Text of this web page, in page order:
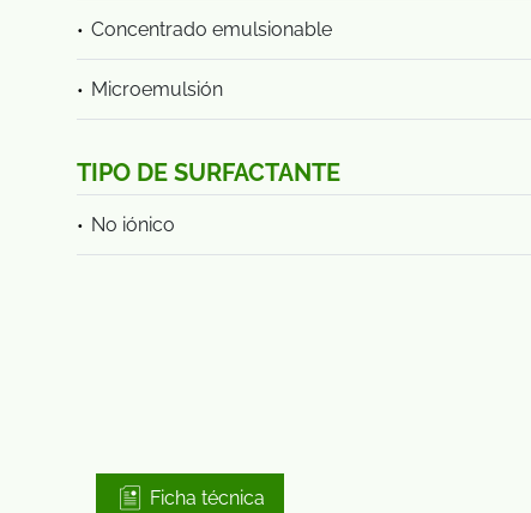
Concentrado emulsionable
Microemulsión
TIPO DE SURFACTANTE
No iónico
Ficha técnica